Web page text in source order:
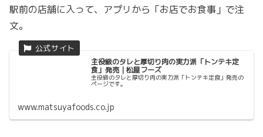
駅前の店舗に入って、アプリから「お店でお食事」で注
文。
主役級のタレと厚切り肉の実力派「トンテキ定
食」発売｜松屋フーズ
主役級のタレと厚切り肉の実力派「トンテキ定食」発売の
ページです。
www.matsuyafoods.co.jp